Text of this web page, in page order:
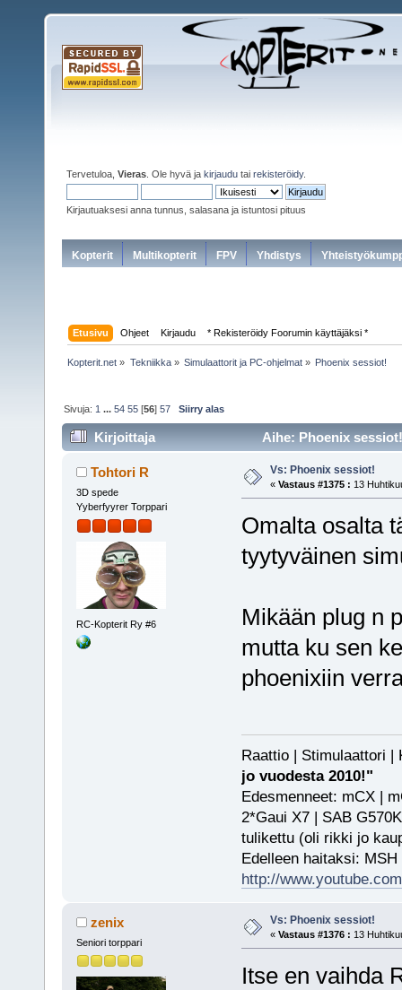
Tervetuloa, Vieras . Ole hyvä ja kirjaudu tai rekisteröidy.
Kirjautuaksesi anna tunnus, salasana ja istuntosi pituus
Kopterit Multikopterit FPV Yhdistys
Etusivu Ohjeet Kirjaudu * Rekisteröidy Foorumin käyttäjäksi *
Kopterit.net » Tekniikka» Simulaattorit ja PC-ohjelmat» Phoenix sessiot!
Sivuja: 1 ...54 55 [56]57 Siirry alas
Kirjoittaja Aihe: Phoenix
Tohtori R
3D spede
Yyberfyyrer Torppari
RC-Kopterit Ry #6
Vs: Phoenix sessiot!
« Vastaus #1375 : 13
Omalta osalta
tyytyväinen
Mikään plug n
mutta ku sen
phoenixiin
Raattio |
jo vuodesta 2010!"
Edesmenneet: mCX |
2*Gaui X7 | SAB
tulikettu (oli rikki jo
Edelleen haitaksi:
http://
zenix
Seniori torppari
Vs: Phoenix sessiot!
« Vastaus #1376 : 13
Itse en vaihda